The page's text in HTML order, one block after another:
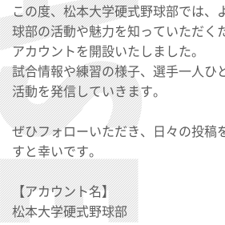
この度、松本大学硬式野球部では、
球部の活動や魅力を知っていただ
アカウントを開設いたしました。
試合情報や練習の様子、選手一人ひ
活動を発信していきます。
ぜひフォローいただき、日々の投稿
すと幸いです。
【アカウント名】
松本大学硬式野球部